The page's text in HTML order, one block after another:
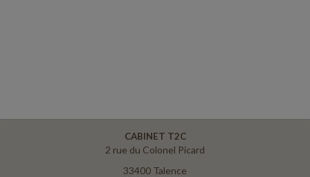
CABINET T2C
2 rue du Colonel Picard
33400 Talence